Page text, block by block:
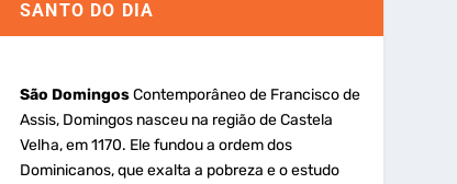
SANTO DO DIA
São DomingosContemporâneo de Francisco de
Assis, Domingos nasceu na região de Castela
Velha, em 1170. Ele fundou a ordem dos
Dominicanos, que exalta a pobreza e o estudo